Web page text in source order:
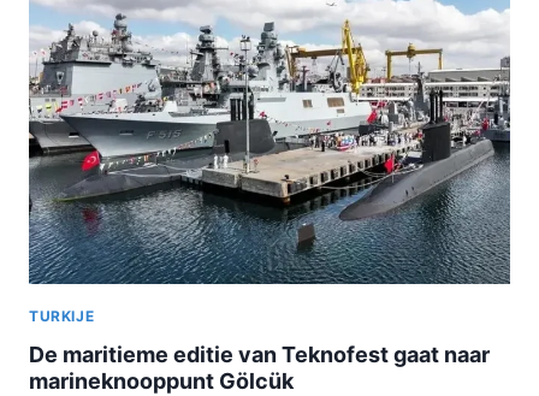
TURKIJE
De maritieme editie van Teknofest gaat naar
marineknooppunt Gölcük